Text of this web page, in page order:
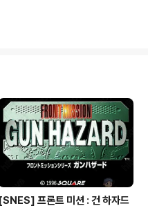
[SNES] 프론트 미션 : 건 하자드